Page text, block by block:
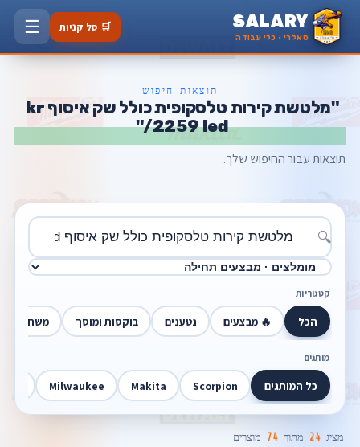
SALARY
סאלרי · כלי עבודה
🛒 סל קניות ☰
תוצאות חיפוש
"מלטשת קירות טלסקופית כולל שק איסוף kr
2259 led/"
תוצאות עבור החיפוש שלך.
🔍
קטגוריות
הכל 🔥 מבצעים נטענים בוקסות ומוסך משחזות
מותגים
כל המותגים Scorpion
Makita
Milwaukee
מציג 24 מתוך 74 מוצרים